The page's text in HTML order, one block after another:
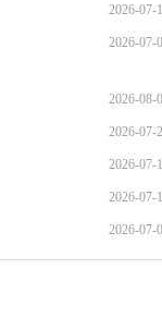
2026-07-
2026-07-
2026-08-
2026-07-
2026-07-
2026-07-
2026-07-